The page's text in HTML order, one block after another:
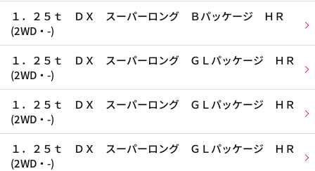
１．２５ｔ ＤＸ スーパーロング Ｂパッケージ ＨＲ
(2WD・-)
１．２５ｔ ＤＸ スーパーロング ＧＬパッケージ ＨＲ
(2WD・-)
１．２５ｔ ＤＸ スーパーロング ＧＬパッケージ ＨＲ
(2WD・-)
１．２５ｔ ＤＸ スーパーロング ＧＬパッケージ ＨＲ
(2WD・-)